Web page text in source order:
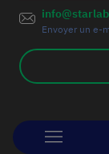
Envoyer un e-